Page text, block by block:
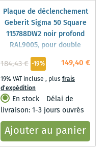
Plaque de déclenchement
Geberit Sigma 50 Square
115788DW2 noir profond
RAL9005, pour double
chasse
149,40 €
184,43 € -19%
19% VAT incluse , plusfrais
d'expédition
En stock
Délai de
livraison: 1-3 jours ouvrés
Ajouter au panier